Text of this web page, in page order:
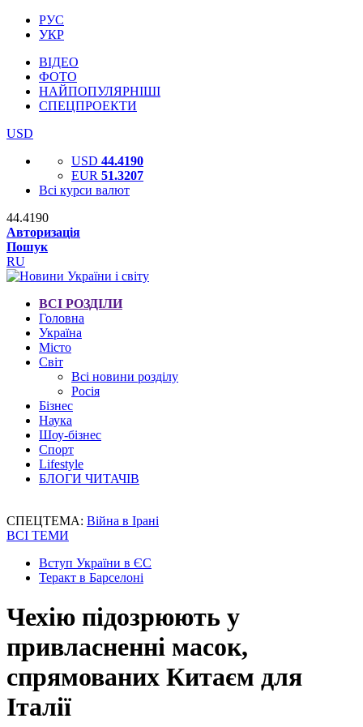
РУС
УКР
ВІДЕО
ФОТО
НАЙПОПУЛЯРНІШІ
СПЕЦПРОЕКТИ
USD
USD 44.4190
EUR 51.3207
Всі курси валют
44.4190
Авторизація
Пошук
RU
ВСІ РОЗДІЛИ
Головна
Україна
Місто
Світ
Всі новини розділу
Росія
Бізнес
Наука
Шоу-бізнес
Спорт
Lifestyle
БЛОГИ ЧИТАЧІВ
СПЕЦТЕМА: Війна в Ірані
ВСІ ТЕМИ
Вступ України в ЄС
Теракт в Барселоні
Чехію підозрюють у
привласненні масок,
спрямованих Китаєм для
Італії